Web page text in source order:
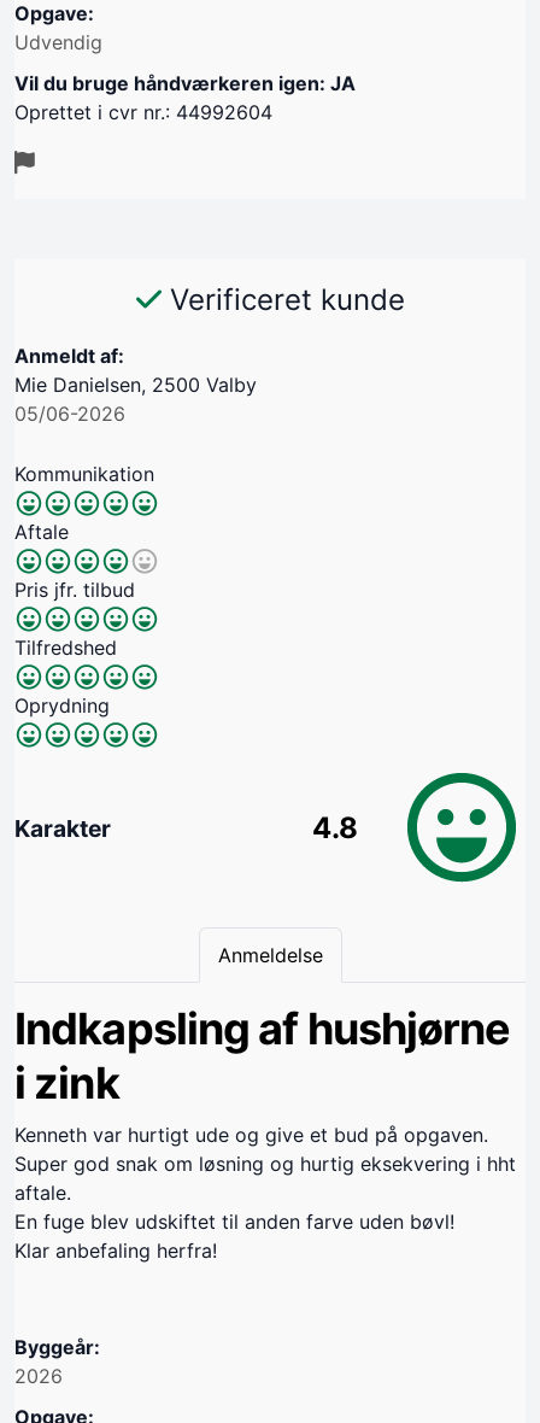
Opgave:
Udvendig
Vil du bruge håndværkeren igen: JA
Oprettet i cvr nr.: 44992604
Verificeret kunde
Anmeldt af:
Mie Danielsen, 2500 Valby
05/06-2026
Kommunikation
Aftale
Pris jfr. tilbud
Tilfredshed
Oprydning
Karakter 4.8
Anmeldelse
Indkapsling af hushjørne
i zink
Kenneth var hurtigt ude og give et bud på opgaven.
Super god snak om løsning og hurtig eksekvering i hht
aftale.
En fuge blev udskiftet til anden farve uden bøvl!
Klar anbefaling herfra!
Byggeår:
2026
Opgave: